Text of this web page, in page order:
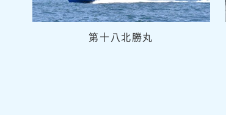
第十八北勝丸